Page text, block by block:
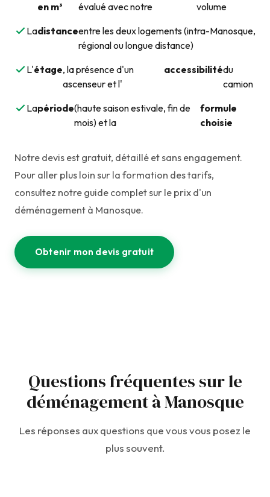
en m³
évalué avec notre
volume
Ladistanceentre les deux logements (intra-Manosque,
régional ou longue distance)
L'étage, la présence d'un
ascenseur et l'
accessibilitédu
camion
Lapériode(haute saison estivale, fin de
mois) et la
formule
choisie
Notre devis est gratuit, détaillé et sans engagement.
Pour aller plus loin sur la formation des tarifs,
consultez notre guide complet sur le prix d'un
déménagement à Manosque.
Obtenir mon devis gratuit
Questions fréquentes sur le
déménagement à Manosque
Les réponses aux questions que vous vous posez le
plus souvent.